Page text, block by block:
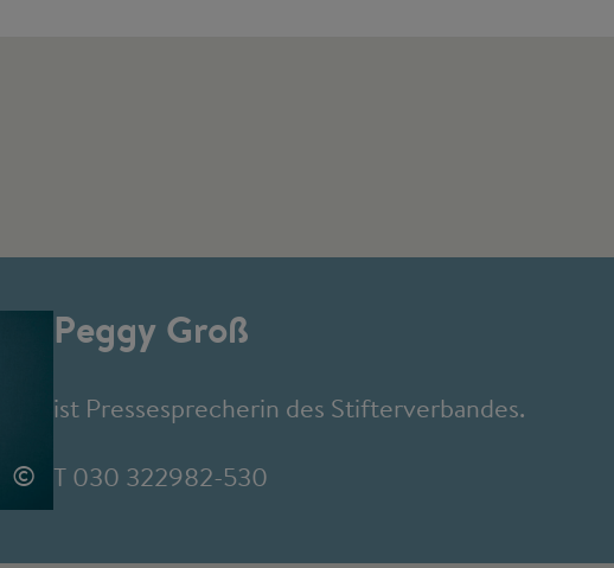
©
Peggy Groß
ist Pressesprecherin des Stifterverbandes.
T 030 322982-530